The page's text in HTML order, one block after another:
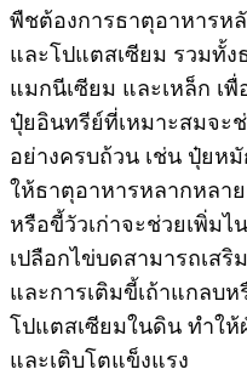
พืชต้องการธาตุอาหารห
และโปแตสเซียม รวมทั้ง
แมกนีเซียม และเหล็ก เ
ปุ๋ยอินทรีย์ที่เหมาะสมจะ
อย่างครบถ้วน เช่น ปุ๋ยห
ให้ธาตุอาหารหลากหลา
หรือขี้วัวเก่าจะช่วยเพิ่ม
เปลือกไข่บดสามารถเส
และการเติมขี้เถ้าแกลบ
โปแตสเซียมในดิน ทำใ
และเติบโตแข็งแรง